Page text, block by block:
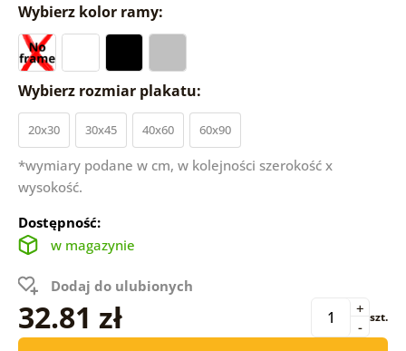
Wybierz kolor ramy:
Wybierz rozmiar plakatu:
20x30 30x45 40x60 60x90
*wymiary podane w cm, w kolejności szerokość x
wysokość.
Dostępność:
w magazynie
Dodaj do ulubionych
32.81 zł -
+ szt.